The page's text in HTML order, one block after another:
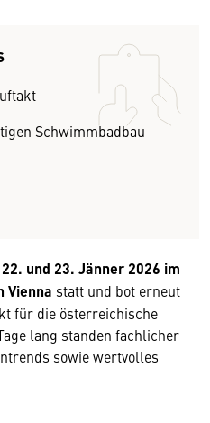
Schwimmbadbau
22. und 23. Jänner 2026 im
Vienna statt und bot erneut
für die österreichische
lang standen fachlicher
sowie wertvolles